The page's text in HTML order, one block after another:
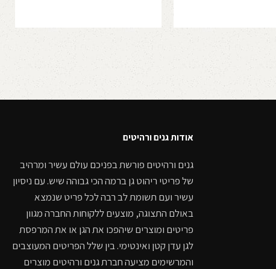
עד
עד
אודות גנים ורהיטים
גנים ורהיטים פורשת בפניכם עולם עשיר ומרהיב
של פריטי ריהוט גן ברמה הכי גבוהה שיש. עם ניסיון
עשיר ועם תשומת לב רבה לכל פריט שנמצא
באולם התצוגה, מוצעים ללקוחות החברה מגוון
פריטים ומוצרים שיהפכו את הגן או את המרפסת
לגן עדן קטן ואינטימי. בין שלל הפריטים המעוצבים
והמרשימים מציעה חברת גנים ורהיטים מוצרים